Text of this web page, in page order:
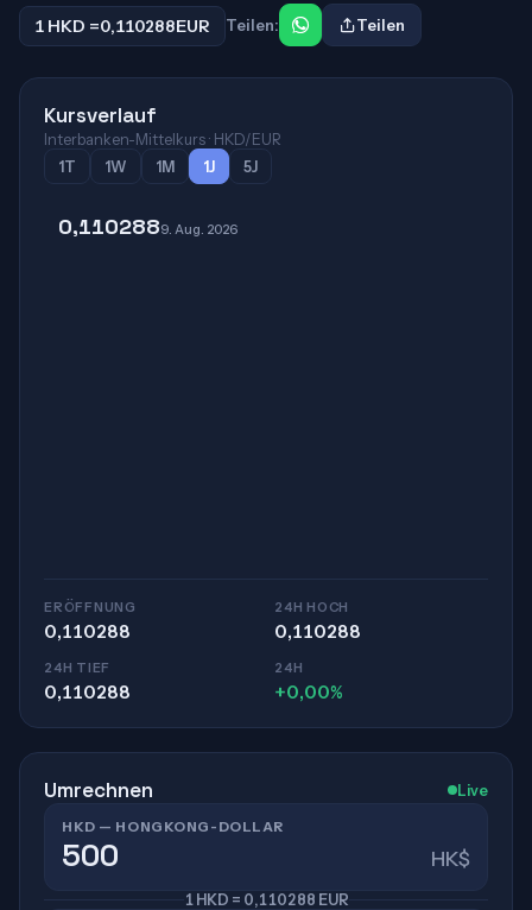
1 HKD =0,110288EUR Teilen: Teilen
Kursverlauf
Interbanken-Mittelkurs · HKD/EUR
1T
1W 1M 1J 5J
0,1102889. Aug. 2026
ERÖFFNUNG
0,110288
24H HOCH
0,110288
24H TIEF
0,110288
24H
+0,00%
Umrechnen Live
HKD — HONGKONG-DOLLAR
HK$
1 HKD = 0,110288 EUR